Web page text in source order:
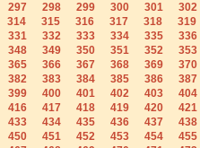
297 298 299 300 301 302
314 315 316 317 318 319
331 332 333 334 335 336
348 349 350 351 352 353
365 366 367 368 369 370
382 383 384 385 386 387
399 400 401 402 403 404
416 417 418 419 420 421
433 434 435 436 437 438
450 451 452 453 454 455